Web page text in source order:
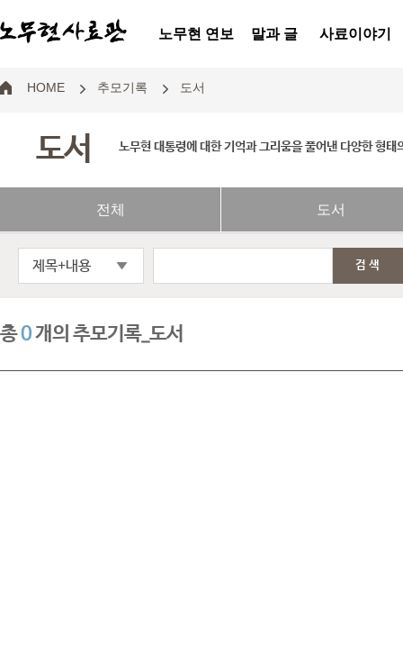
노무현 연보 말과 글 사료이야기
HOME 추모기록 도서
도서 노무현 대통령에 대한 기억과 그리움을 풀어낸 다양한 형태
전체 도서
제목+내용 검색
총0개의 추모기록_도서